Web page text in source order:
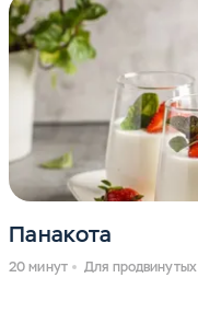
Панакота
20 минут Для продвинутых